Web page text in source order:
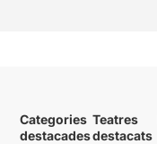
Categories
destacades
Teatres
destacats